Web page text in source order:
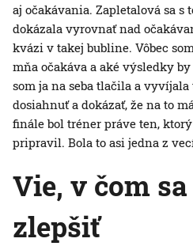
aj očakávania. Zapletalová sa s
dokázala vyrovnať nad
kvázi v takej bubline. Vôbec
mňa očakáva a aké výsledky
som ja na seba tlačila a
dosiahnuť a dokázať, že na to
finále bol tréner práve ten,
pripravil. Bola to asi jedna z
Vie, v čom
zlepšiť